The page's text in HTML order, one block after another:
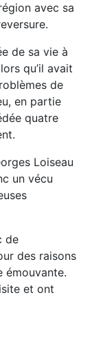
avec sa
de sa vie à
qu’il avait
de
en partie
quatre
Loiseau
un vécu
de
des raisons
émouvante.
et ont